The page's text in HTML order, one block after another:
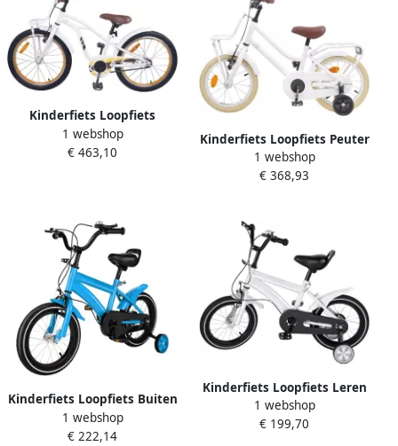
Kinderfiets Loopfiets
Fietstraining Lage instap 18
inch Wit
1 webshop
€ 463,10
Kinderfiets Loopfiets Peuter
Buiten Spelen Stevig Stalen
Frame 12 Inch Wit
1 webshop
€ 368,93
Kinderfiets Loopfiets Buiten
spelen Dubbele rem 14 inch
Wit
1 webshop
€ 222,14
Kinderfiets Loopfiets Leren
Fietsen In Hoogte
Verstelbaar 14 Inch Wit
1 webshop
€ 199,70